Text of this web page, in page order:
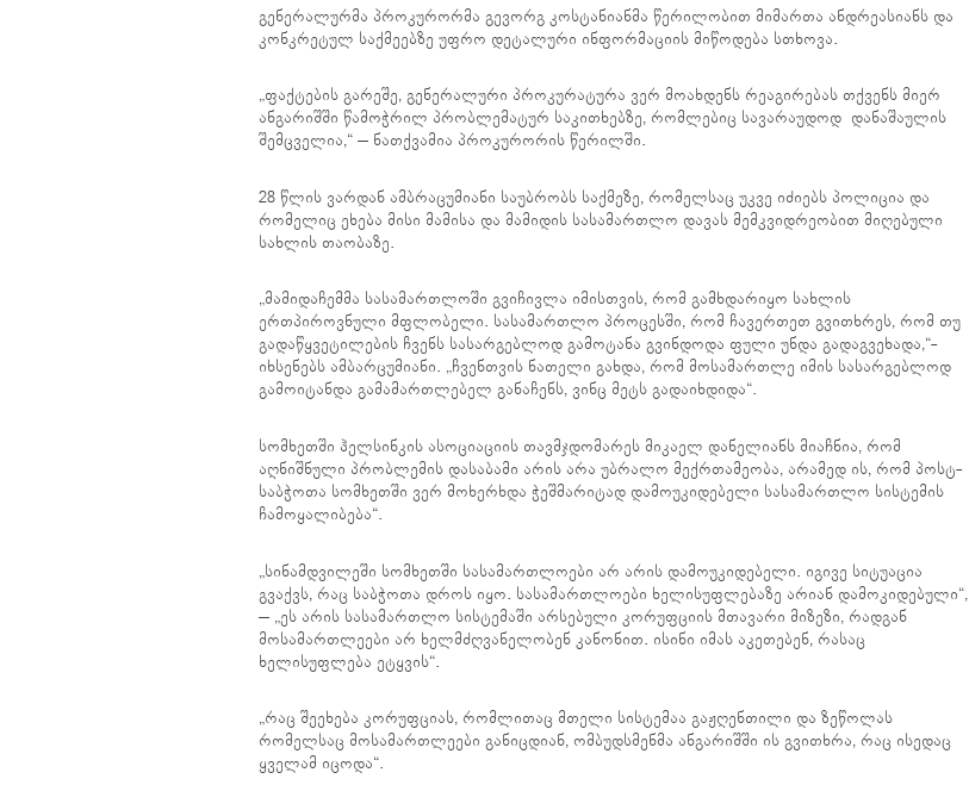
გენერალურმა პროკურორმა გევორგ კოსტანიანმა წერილობით მიმართა ანდრეასიანს და
კონკრეტულ საქმეებზე უფრო დეტალური ინფორმაციის მიწოდება სთხოვა.
„ფაქტების გარეშე, გენერალური პროკურატურა ვერ მოახდენს რეაგირებას თქვენს მიერ
ანგარიშში წამოჭრილ პრობლემატურ საკითხებზე, რომლებიც სავარაუდოდ დანაშაულის
შემცველია,“ – ნათქვამია პროკურორის წერილში.
28 წლის ვარდან ამბრაცუმიანი საუბრობს საქმეზე, რომელსაც უკვე იძიებს პოლიცია და
რომელიც ეხება მისი მამისა და მამიდის სასამართლო დავას მემკვიდრეობით მიღებული
სახლის თაობაზე.
„მამიდაჩემმა სასამართლოში გვიჩივლა იმისთვის, რომ გამხდარიყო სახლის
ერთპიროვნული მფლობელი. სასამართლო პროცესში, რომ ჩავერთეთ გვითხრეს, რომ თუ
გადაწყვეტილების ჩვენს სასარგებლოდ გამოტანა გვინდოდა ფული უნდა გადაგვეხადა,“-
იხსენებს ამბარცუმიანი. „ჩვენთვის ნათელი გახდა, რომ მოსამართლე იმის სასარგებლოდ
გამოიტანდა გამამართლებელ განაჩენს, ვინც მეტს გადაიხდიდა“.
სომხეთში ჰელსინკის ასოციაციის თავმჯდომარეს მიკაელ დანელიანს მიაჩნია, რომ
აღნიშნული პრობლემის დასაბამი არის არა უბრალო მექრთამეობა, არამედ ის, რომ პოსტ-
საბჭოთა სომხეთში ვერ მოხერხდა ჭეშმარიტად დამოუკიდებელი სასამართლო სისტემის
ჩამოყალიბება“.
„სინამდვილეში სომხეთში სასამართლოები არ არის დამოუკიდებელი. იგივე სიტუაცია
გვაქვს, რაც საბჭოთა დროს იყო. სასამართლოები ხელისუფლებაზე არიან დამოკიდებული“,
– „ეს არის სასამართლო სისტემაში არსებული კორუფციის მთავარი მიზეზი, რადგან
მოსამართლეები არ ხელმძღვანელობენ კანონით. ისინი იმას აკეთებენ, რასაც
ხელისუფლება ეტყვის“.
„რაც შეეხება კორუფციას, რომლითაც მთელი სისტემაა გაჟღენთილი და ზეწოლას
რომელსაც მოსამართლეები განიცდიან, ომბუდსმენმა ანგარიშში ის გვითხრა, რაც ისედაც
ყველამ იცოდა“.